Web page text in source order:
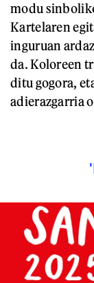
modu
Kartelaren
inguruan
da. Koloreen
ditu gogora,
adierazgarria